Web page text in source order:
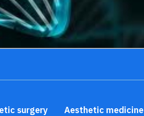
surgery Aesthetic medicine